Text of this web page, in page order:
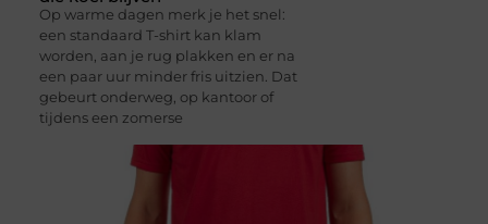
Op warme dagen merk je het snel:
een standaard T-shirt kan klam
worden, aan je rug plakken en er na
een paar uur minder fris uitzien. Dat
gebeurt onderweg, op kantoor of
tijdens een zomerse